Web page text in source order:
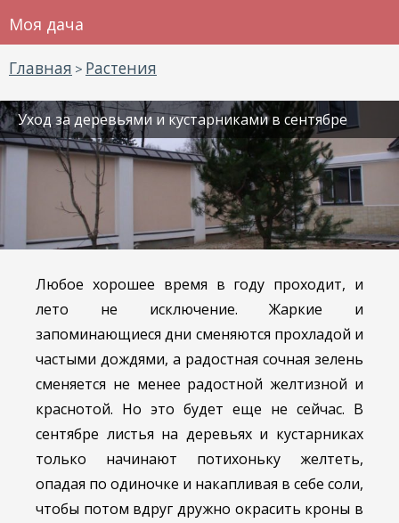
Моя дача
Главная > Растения
Уход за деревьями и кустарниками в сентябре
Любое хорошее время в году проходит, и
лето не исключение. Жаркие и
запоминающиеся дни сменяются прохладой и
частыми дождями, а радостная сочная зелень
сменяется не менее радостной желтизной и
краснотой. Но это будет еще не сейчас. В
сентябре листья на деревьях и кустарниках
только начинают потихоньку желтеть,
опадая по одиночке и накапливая в себе соли,
чтобы потом вдруг дружно окрасить кроны в